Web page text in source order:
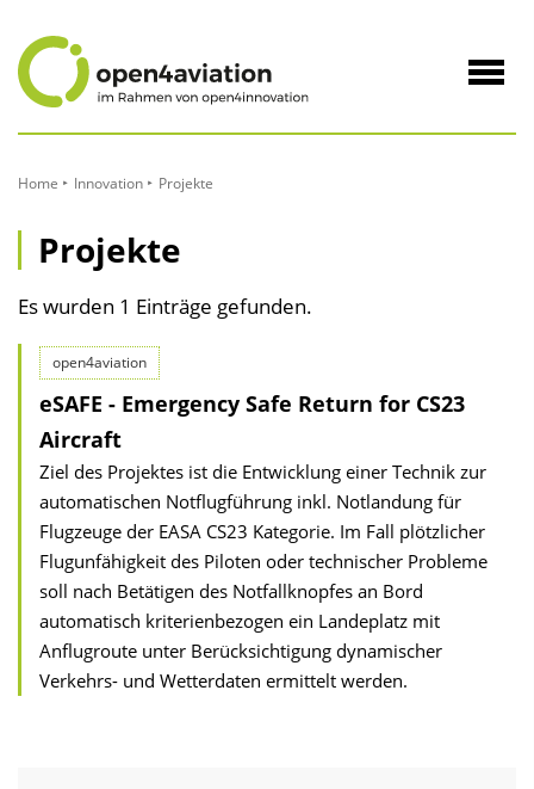
Inhalt
Home Innovation Projekte
Projekte
Es wurden 1 Einträge gefunden.
open4aviation
eSAFE - Emergency Safe Return for CS23
Aircraft
Ziel des Projektes ist die Entwicklung einer Technik zur
automatischen Notflugführung inkl. Notlandung für
Flugzeuge der EASA CS23 Kategorie. Im Fall plötzlicher
Flugunfähigkeit des Piloten oder technischer Probleme
soll nach Betätigen des Notfallknopfes an Bord
automatisch kriterienbezogen ein Landeplatz mit
Anflugroute unter Berücksichtigung dynamischer
Verkehrs- und Wetterdaten ermittelt werden.